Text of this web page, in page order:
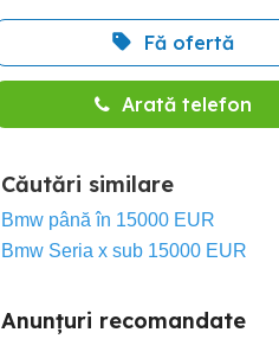
Fă ofertă
Arată telefon
Căutări similare
Bmw până în 15000 EUR
Bmw Seria x sub 15000 EUR
Anunțuri recomandate